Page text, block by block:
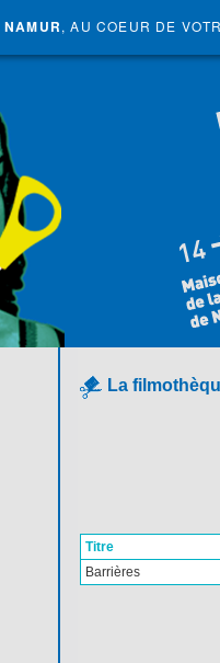
NAMUR, AU COEUR DE
La
Titre
Barrières